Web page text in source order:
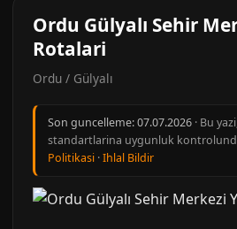
Ordu Gülyalı Sehir
Rotalari
Ordu / Gülyalı
Son guncelleme:07.07.2026 · Bu
standartlarina uygunluk
Politikasi ·Ihlal Bildir